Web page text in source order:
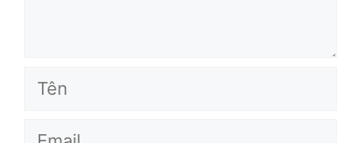
Tên
Email